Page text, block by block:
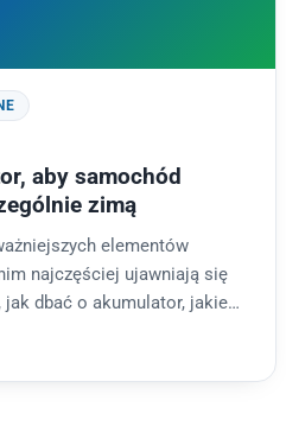
aby samochód
zimą
elementów
najczęściej ujawniają się
jak dbać o akumulator, jakie